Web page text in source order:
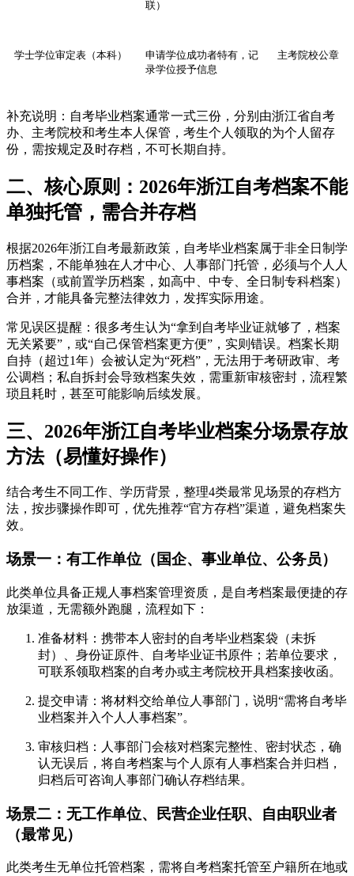
联）
学士学位审定表（本科）
申请学位成功者特有，记
录学位授予信息
主考院校公章
补充说明：自考毕业档案通常一式三份，分别由浙江省自考
办、主考院校和考生本人保管，考生个人领取的为个人留存
份，需按规定及时存档，不可长期自持。
二、核心原则：2026年浙江自考档案不能
单独托管，需合并存档
根据2026年浙江自考最新政策，自考毕业档案属于非全日制学
历档案，不能单独在人才中心、人事部门托管，必须与个人人
事档案（或前置学历档案，如高中、中专、全日制专科档案）
合并，才能具备完整法律效力，发挥实际用途。
常见误区提醒：很多考生认为“拿到自考毕业证就够了，档案
无关紧要”，或“自己保管档案更方便”，实则错误。档案长期
自持（超过1年）会被认定为“死档”，无法用于考研政审、考
公调档；私自拆封会导致档案失效，需重新审核密封，流程繁
琐且耗时，甚至可能影响后续发展。
三、2026年浙江自考毕业档案分场景存放
方法（易懂好操作）
结合考生不同工作、学历背景，整理4类最常见场景的存档方
法，按步骤操作即可，优先推荐“官方存档”渠道，避免档案失
效。
场景一：有工作单位（国企、事业单位、公务员）
此类单位具备正规人事档案管理资质，是自考档案最便捷的存
放渠道，无需额外跑腿，流程如下：
准备材料：携带本人密封的自考毕业档案袋（未拆
封）、身份证原件、自考毕业证书原件；若单位要求，
可联系领取档案的自考办或主考院校开具档案接收函。
提交申请：将材料交给单位人事部门，说明“需将自考毕
业档案并入个人人事档案”。
审核归档：人事部门会核对档案完整性、密封状态，确
认无误后，将自考档案与个人原有人事档案合并归档，
归档后可咨询人事部门确认存档结果。
场景二：无工作单位、民营企业任职、自由职业者
（最常见）
此类考生无单位托管档案，需将自考档案托管至户籍所在地或